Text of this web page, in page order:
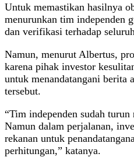
Untuk memastikan hasilnya
menurunkan tim independen
dan verifikasi terhadap
Namun, menurut Albertus,
karena pihak investor
untuk menandatangani berita
tersebut.
“Tim independen sudah
Namun dalam perjalanan,
rekanan untuk
perhitungan,” katanya.